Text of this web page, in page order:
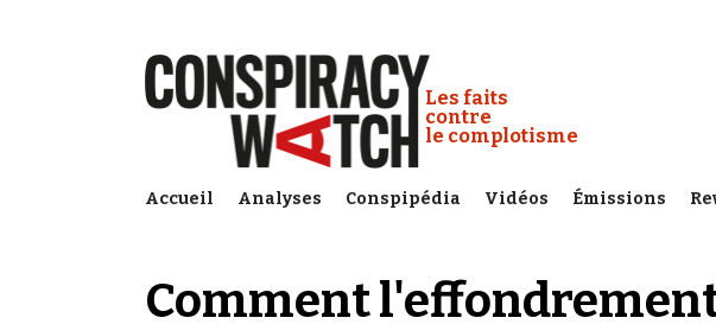
Conspiracy Watch :
Les faits
contre
le complotisme
Accueil Analyses Conspipédia Vidéos Émissions
Comment l'effondrement